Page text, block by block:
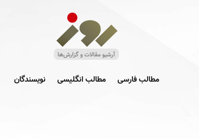
مطالب فارسی مطالب انگلیسی نویسندگان